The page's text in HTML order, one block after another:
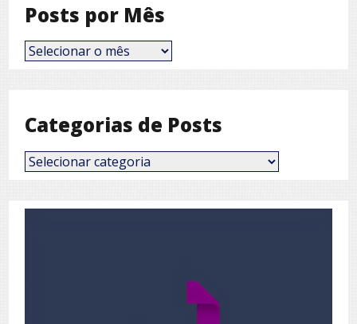
Posts por Mês
Posts
por
Categorias de Posts
Categorias
de